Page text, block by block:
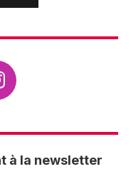
à la newsletter